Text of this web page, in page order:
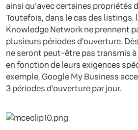
ainsi qu'avec certaines propriétés
Toutefois, dans le cas des listings,
Knowledge Network ne prennent
plusieurs périodes d'ouverture.
ne seront peut-être pas transmis
en fonction de leurs exigences
exemple, Google My Business
3 périodes d'ouverture par jour.